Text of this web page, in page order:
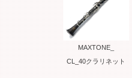
MAXTONE_
CL_40クラリネット